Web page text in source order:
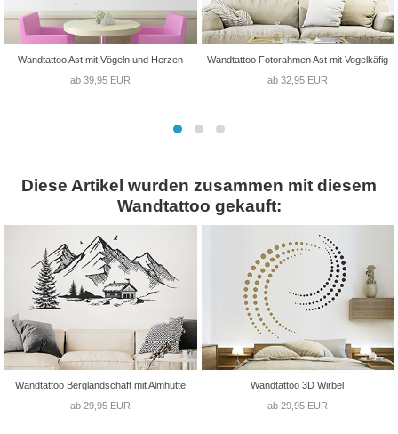
Wandtattoo Ast mit Vögeln und Herzen
ab 39,95 EUR
Wandtattoo Fotorahmen Ast mit Vogelkäfig
ab 32,95 EUR
Diese Artikel wurden zusammen mit diesem
Wandtattoo gekauft:
Wandtattoo Berglandschaft mit Almhütte
ab 29,95 EUR
Wandtattoo 3D Wirbel
ab 29,95 EUR